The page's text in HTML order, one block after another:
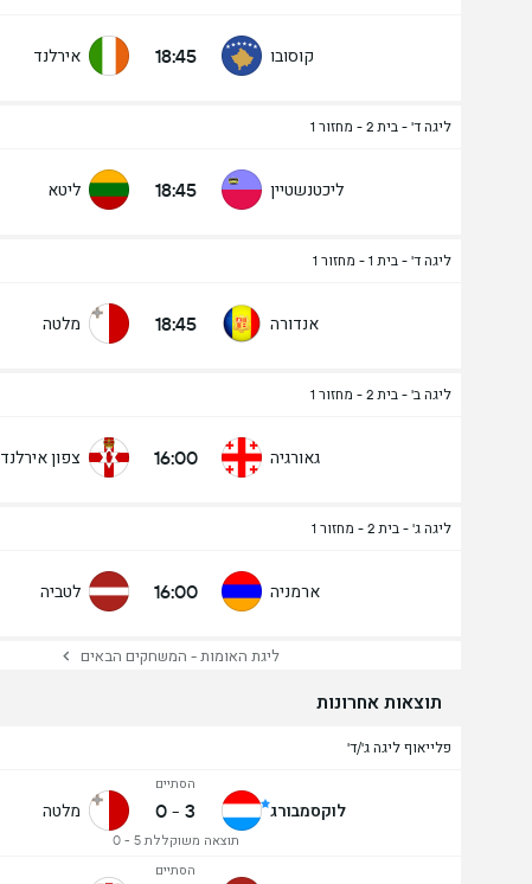
קוסובו 18:45 אירלנד
ליגה ד' - בית 2 - מחזור 1
ליכטנשטיין 18:45 ליטא
ליגה ד' - בית 1 - מחזור 1
אנדורה 18:45 מלטה
ליגה ב' - בית 2 - מחזור 1
גאורגיה 16:00 צפון אירלנד
ליגה ג' - בית 2 - מחזור 1
ארמניה 16:00 לטביה
ליגת האומות - המשחקים הבאים
תוצאות אחרונות
פלייאוף ליגה ג'/ד'
לוקסמבורג
הסתיים
3
-
0
תוצאה משוקללת 5 - 0
מלטה
הסתיים